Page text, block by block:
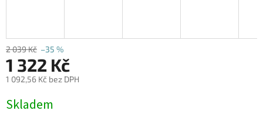
2 039 Kč –35 %
1 322 Kč
1 092,56 Kč bez DPH
cena:
Skladem